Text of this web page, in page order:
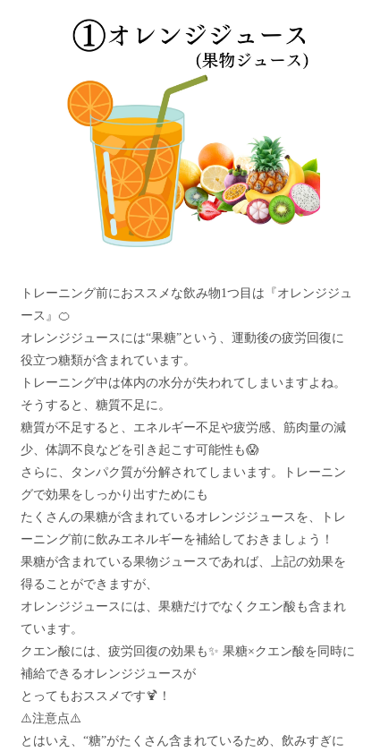
トレーニング前におススメな飲み物1つ目は『オレンジジュ
ース』🍊
オレンジジュースには“果糖”という、運動後の疲労回復に
役立つ糖類が含まれています。
トレーニング中は体内の水分が失われてしまいますよね。
そうすると、糖質不足に。
糖質が不足すると、エネルギー不足や疲労感、筋肉量の減
少、体調不良などを引き起こす可能性も😱
さらに、タンパク質が分解されてしまいます。トレーニン
グで効果をしっかり出すためにも
たくさんの果糖が含まれているオレンジジュースを、トレ
ーニング前に飲みエネルギーを補給しておきましょう！
果糖が含まれている果物ジュースであれば、上記の効果を
得ることができますが、
オレンジジュースには、果糖だけでなくクエン酸も含まれ
ています。
クエン酸には、疲労回復の効果も✨ 果糖×クエン酸を同時に
補給できるオレンジジュースが
とってもおススメです🍹！
⚠️注意点⚠️
とはいえ、“糖”がたくさん含まれているため、飲みすぎに